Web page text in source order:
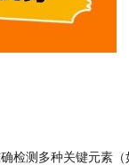
测多种关键元素（